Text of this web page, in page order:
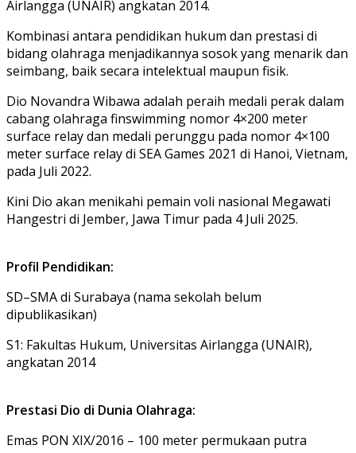
Airlangga (UNAIR) angkatan 2014.
Kombinasi antara pendidikan hukum dan prestasi di
bidang olahraga menjadikannya sosok yang menarik dan
seimbang, baik secara intelektual maupun fisik.
Dio Novandra Wibawa adalah peraih medali perak dalam
cabang olahraga finswimming nomor 4×200 meter
surface relay dan medali perunggu pada nomor 4×100
meter surface relay di SEA Games 2021 di Hanoi, Vietnam,
pada Juli 2022.
Kini Dio akan menikahi pemain voli nasional Megawati
Hangestri di Jember, Jawa Timur pada 4 Juli 2025.
Profil Pendidikan:
SD–SMA di Surabaya (nama sekolah belum
dipublikasikan)
S1: Fakultas Hukum, Universitas Airlangga (UNAIR),
angkatan 2014
Prestasi Dio di Dunia Olahraga:
Emas PON XIX/2016 – 100 meter permukaan putra